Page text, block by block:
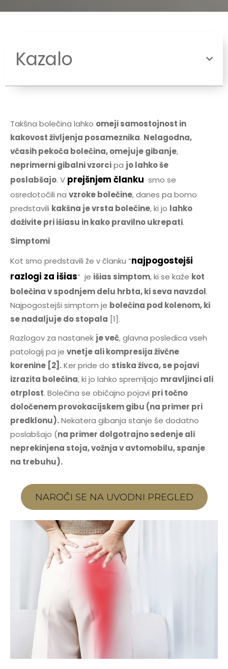
Takšna bolečina lahko omeji samostojnost in
kakovost življenja posameznika. Nelagodna,
včasih pekoča bolečina, omejuje gibanje,
neprimerni gibalni vzorcipa jo lahko še
poslabšajo. V prejšnjem članku smo se
osredotočili na vzroke bolečine, danes pa bomo
predstavili kakšna je vrsta bolečine, ki jo lahko
doživite pri išiasu in kako pravilno ukrepati.
Simptomi
Kot smo predstavili že v članku “najpogostejši
razlogi za išias” je išias simptom, ki se kaže kot
bolečina v spodnjem delu hrbta, ki seva navzdol.
Najpogostejši simptom je bolečina pod kolenom, ki
se nadaljuje do stopala [1].
Razlogov za nastanek je več, glavna posledica vseh
patologij pa je vnetje ali kompresija živčne
korenine [2].Ker pride do stiska živca, se pojavi
izrazita bolečina, ki jo lahko spremljajo mravljinci ali
otrplost. Bolečina se običajno pojavi pri točno
določenem provokacijskem gibu (na primer pri
predklonu).Nekatera gibanja stanje še dodatno
poslabšajo (na primer dolgotrajno sedenje ali
neprekinjena stoja, vožnja v avtomobilu, spanje
na trebuhu).
NAROČI SE NA UVODNI PREGLED
Kazalo